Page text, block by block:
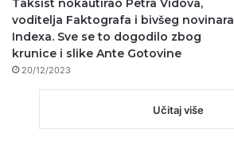
Taksist nokautirao Petra Vidova,
voditelja Faktografa i bivšeg novinara
Indexa. Sve se to dogodilo zbog
krunice i slike Ante Gotovine
20/12/2023
Učitaj više